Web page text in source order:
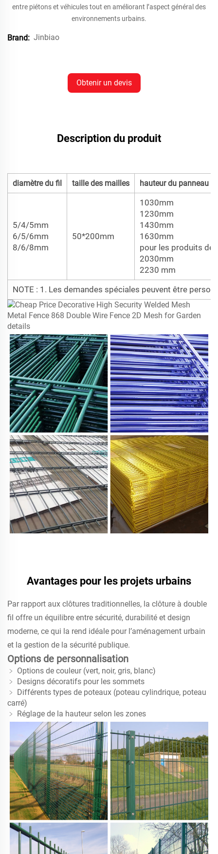
entre piétons et véhicules tout en améliorant l’aspect général des
environnements urbains.
Brand: Jinbiao
Obtenir un devis
Description du produit
diamètre du fil taille des mailles hauteur du panneau
5/4/5mm
6/5/6mm
8/6/8mm
50*200mm
1030mm
1230mm
1430mm
1630mm
pour les produits de
2030mm
2230 mm
NOTE : 1. Les demandes spéciales peuvent être
Avantages pour les projets urbains
Par rapport aux clôtures traditionnelles, la clôture à double
fil offre un équilibre entre sécurité, durabilité et design
moderne, ce qui la rend idéale pour l’aménagement urbain
et la gestion de la sécurité publique.
Options de personnalisation
﹥ Options de couleur (vert, noir, gris, blanc)
﹥ Designs décoratifs pour les sommets
﹥ Différents types de poteaux (poteau cylindrique, poteau
carré)
﹥ Réglage de la hauteur selon les zones